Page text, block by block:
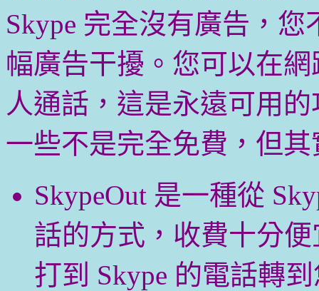
Skype 完全沒有廣告，
幅廣告干擾。您可以在
人通話，這是永遠可用
一些不是完全免費，但
SkypeOut 是一種從
話的方式，收費十分
打到 Skype 的電話轉